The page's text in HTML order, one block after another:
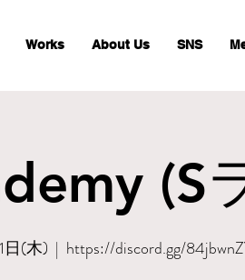
Works About Us SNS
(S
日(木)
  |
https://discord.gg/